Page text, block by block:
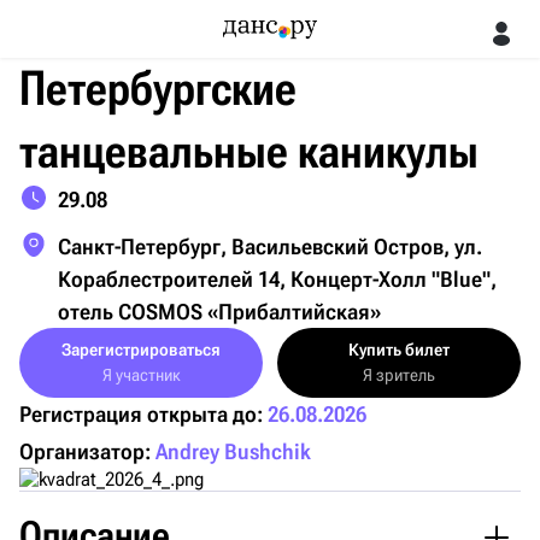
Петербургские
танцевальные каникулы
29.08
Санкт-Петербург, Васильевский Остров, ул.
Кораблестроителей 14, Концерт-Холл "Blue",
отель COSMOS «Прибалтийская»
Зарегистрироваться
Я участник
Купить билет
Я зритель
Регистрация открыта до: 26.08.2026
Организатор: Andrey Bushchik